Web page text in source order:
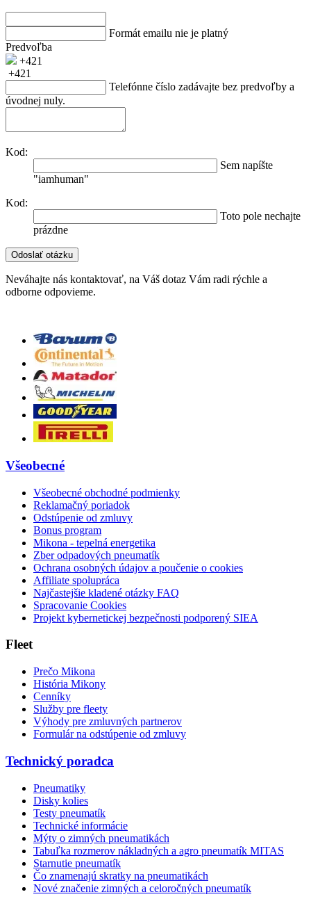
Formát emailu nie je platný
Predvoľba
+421
+421
Telefónne číslo zadávajte bez predvoľby a
úvodnej nuly.
Kod:
Sem napíšte
"iamhuman"
Kod:
Toto pole nechajte
prázdne
Neváhajte nás kontaktovať, na Váš dotaz Vám radi rýchle a
odborne odpovieme.
Všeobecné
Všeobecné obchodné podmienky
Reklamačný poriadok
Odstúpenie od zmluvy
Bonus program
Mikona - tepelná energetika
Zber odpadových pneumatík
Ochrana osobných údajov a poučenie o cookies
Affiliate spolupráca
Najčastejšie kladené otázky FAQ
Spracovanie Cookies
Projekt kybernetickej bezpečnosti podporený SIEA
Fleet
Prečo Mikona
História Mikony
Cenníky
Služby pre fleety
Výhody pre zmluvných partnerov
Formulár na odstúpenie od zmluvy
Technický poradca
Pneumatiky
Disky kolies
Testy pneumatík
Technické informácie
Mýty o zimných pneumatikách
Tabuľka rozmerov nákladných a agro pneumatík MITAS
Starnutie pneumatík
Čo znamenajú skratky na pneumatikách
Nové značenie zimných a celoročných pneumatík